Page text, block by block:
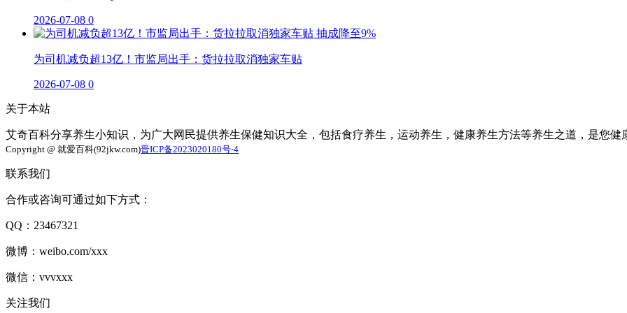
2026-07-08 0
为司机减负超13亿！市监局出手：货拉拉取消独家车贴
2026-07-08 0
关于本站
艾奇百科分享养生小知识，为广大网民提供养生保健知识大全，包括食疗养生，运动养生，健康养生方法等养生之道，是您健
Copyright @ 就爱百科(92jkw.com)晋ICP备2023020180号-4
联系我们
合作或咨询可通过如下方式：
QQ：23467321
微博：weibo.com/xxx
微信：vvvxxx
关注我们